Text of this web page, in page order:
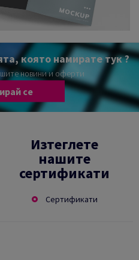
която намирате тук ?
новини и оферти
се
Изтеглете
нашите
сертификати
Сертификати